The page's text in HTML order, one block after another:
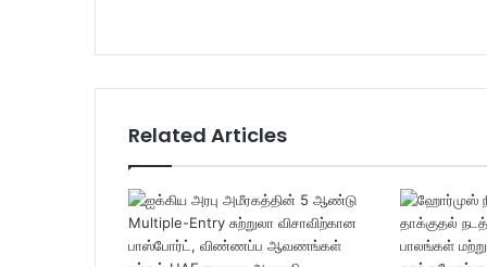
Related Articles